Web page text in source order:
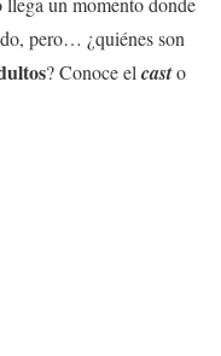
pero… ¿quiénes son
? Conoce el casto